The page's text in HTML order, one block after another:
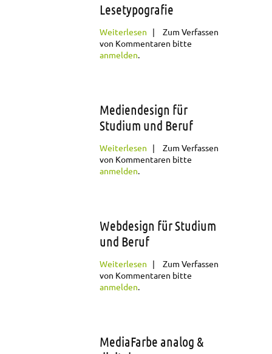
Lesetypografie
Weiterlesen über Lesetypografie
Zum Verfassen
von Kommentaren bitte
anmelden.
Mediendesign für
Studium und Beruf
Weiterlesen über Mediendesign
für Studium und
Beruf
Zum Verfassen
von Kommentaren bitte
anmelden.
Webdesign für Studium
und Beruf
Weiterlesen über Webdesign für
Studium und Beruf
Zum Verfassen
von Kommentaren bitte
anmelden.
MediaFarbe analog &